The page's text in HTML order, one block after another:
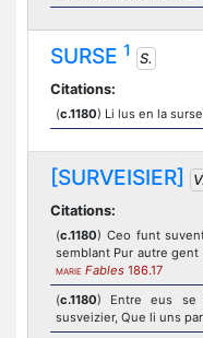
SURSE 1
S.
Citations:
(c.1180) Li lus en la
[SURVEISIER]
Citations:
(c.1180) Ceo funt
semblant Pur autre
MARIE Fables 186.17
(c.1180) Entre eus se
susveizier, Que li uns